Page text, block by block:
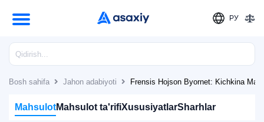
РУ
Bosh sahifa Jahon adabiyoti Frensis Hojson Byornet: Kichkina
MahsulotMahsulot ta'rifiXususiyatlarSharhlar